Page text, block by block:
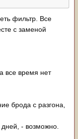
фильтр. Все
с заменой
все время нет
брода с разгона,
дней, - возможно.